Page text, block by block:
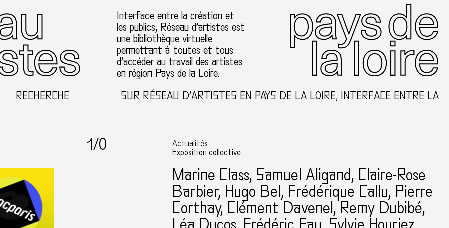
Interface entre la création et
les publics, Réseau d’artistes est
une bibliothèque virtuelle
permettant à toutes et tous
d’accéder au travail des artistes
en région Pays de la Loire.
RECHERCHEBIENVENUE SUR RÉSEAU D’ARTISTES EN PAYS DE LA LOIRE, INTERFACE ENTRE LA
1/0
Actualités
Exposition collective
Marine Class, Samuel Aligand, Claire-Rose
Barbier, Hugo Bel, Frédérique Callu, Pierre
Corthay, Clément Davenel, Remy Dubibé,